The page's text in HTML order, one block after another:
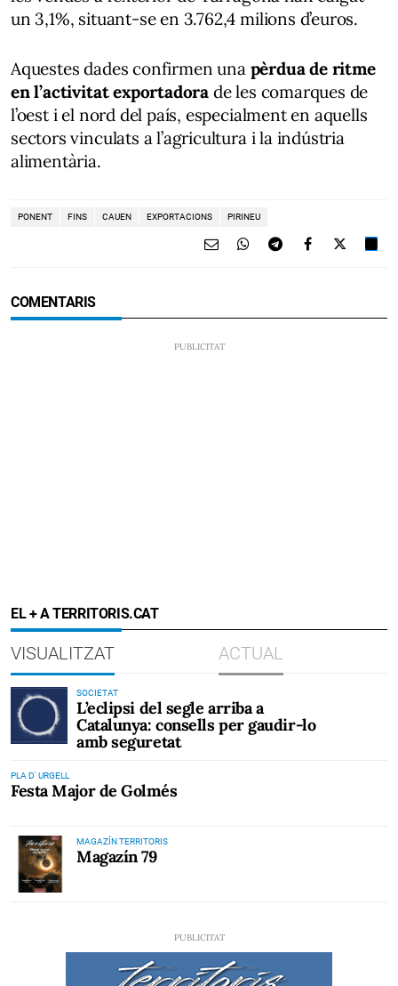
un 3,1%, situant-se en 3.762,4 milions d’euros.
Aquestes dades confirmen una pèrdua de ritme
en l’activitat exportadora de les comarques de
l’oest i el nord del país, especialment en aquells
sectors vinculats a l’agricultura i la indústria
alimentària.
PONENT FINS CAUEN EXPORTACIONS PIRINEU
COMENTARIS
EL + A TERRITORIS.CAT
VISUALITZAT ACTUAL
SOCIETAT
L’eclipsi del segle arriba a
Catalunya: consells per gaudir-lo
amb seguretat
PLA D' URGELL
Festa Major de Golmés
MAGAZÍN TERRITORIS
Magazín 79